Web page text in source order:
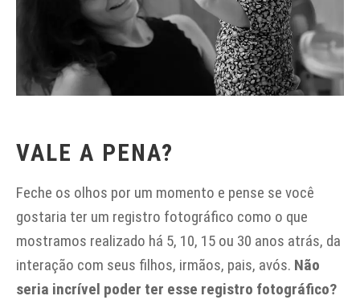
VALE A PENA?
Feche os olhos por um momento e pense se você
gostaria ter um registro fotográfico como o que
mostramos realizado há 5, 10, 15 ou 30 anos atrás, da
interação com seus filhos, irmãos, pais, avós. Não
seria incrível poder ter esse registro fotográfico?